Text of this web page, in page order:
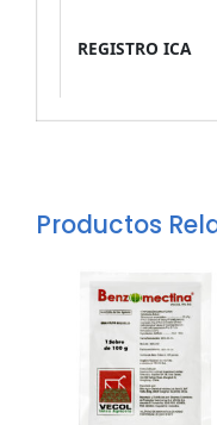
REGISTRO ICA
Productos